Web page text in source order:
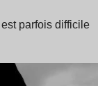
est parfois difficile